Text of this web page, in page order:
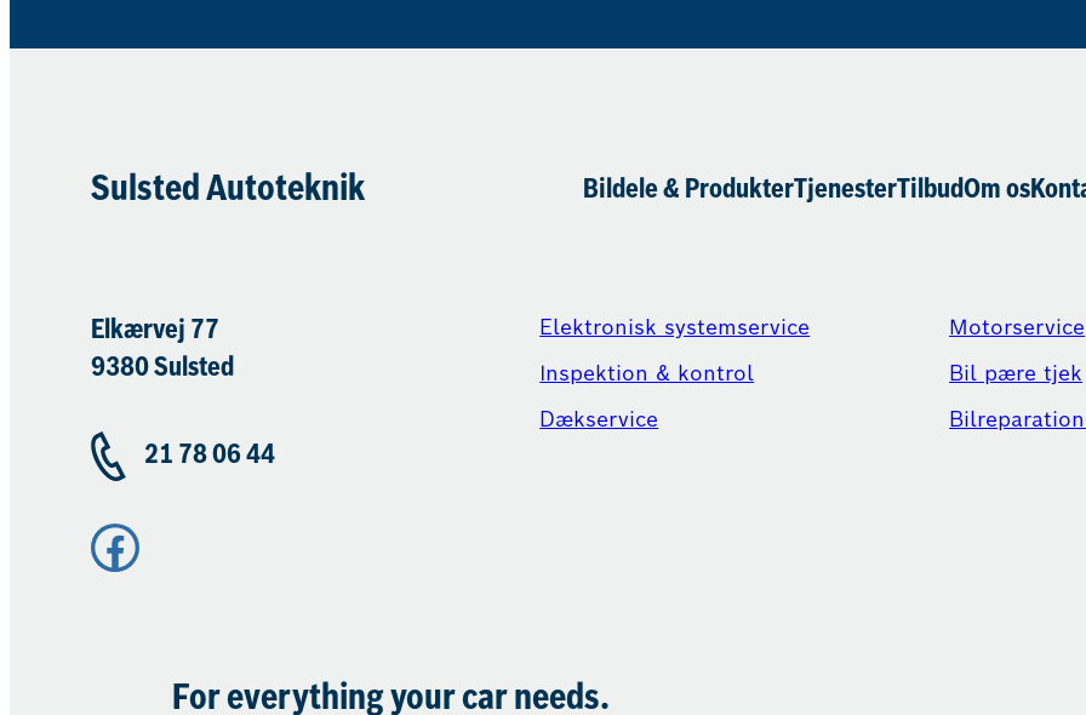
Sulsted Autoteknik Bildele & ProdukterTjenesterTilbudOm os
Elkærvej 77
9380 Sulsted
21 78 06 44
Facebook
Elektronisk systemservice
Inspektion & kontrol
Dækservice
Motorservice
Bil pære tjek
For everything your car needs.